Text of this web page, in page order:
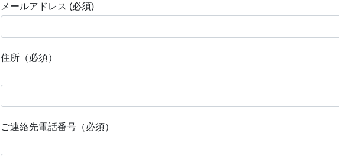
メールアドレス (必須)
住所（必須）
ご連絡先電話番号（必須）